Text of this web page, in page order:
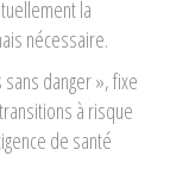
la
nécessaire.
danger », fixe
à risque
de santé